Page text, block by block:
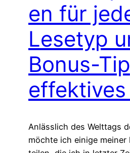
en für
Lesetyp
Bonus-
effektives
Anlässlich des Welttags
möchte ich einige meiner